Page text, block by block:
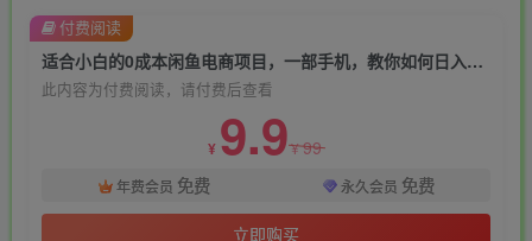
适合小白的0成本闲鱼电商项目，一部手机，教你如何日入500+的保姆级教程【揭秘】
此内容为付费阅读，请付费后查看
¥ 9.9¥99
年费会员 免费 永久会员 免费
立即购买
付费阅读